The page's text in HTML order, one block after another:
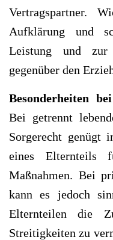
Vertragspartner.
Aufklärung und
Leistung und zur
gegenüber den
Besonderheiten
Bei getrennt
Sorgerecht genügt
eines Elternteils
Maßnahmen. Bei
kann es jedoch
Elternteilen die
Streitigkeiten zu